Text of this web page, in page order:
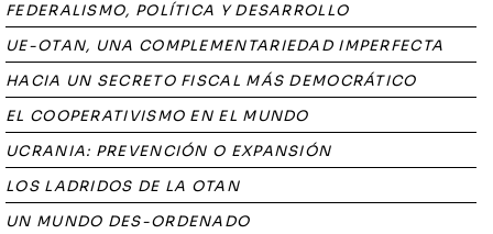
FEDERALISMO, POLÍTICA Y DESARROLLO
UE-OTAN, UNA COMPLEMENTARIEDAD IMPERFECTA
HACIA UN SECRETO FISCAL MÁS DEMOCRÁTICO
EL COOPERATIVISMO EN EL MUNDO
UCRANIA: PREVENCIÓN O EXPANSIÓN
LOS LADRIDOS DE LA OTAN
UN MUNDO DES-ORDENADO